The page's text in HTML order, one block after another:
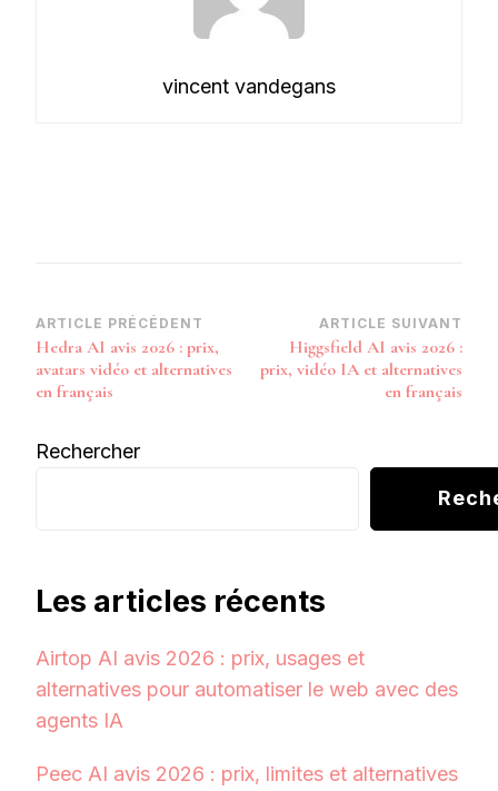
vincent vandegans
Navigation
d’article
ARTICLE PRÉCÉDENT
Hedra AI avis 2026 : prix,
avatars vidéo et alternatives
en français
ARTICLE SUIVANT
Higgsfield AI avis 2026 :
prix, vidéo IA et alternatives
en français
Rechercher
Les articles récents
Airtop AI avis 2026 : prix, usages et
alternatives pour automatiser le web avec des
agents IA
Peec AI avis 2026 : prix, limites et alternatives